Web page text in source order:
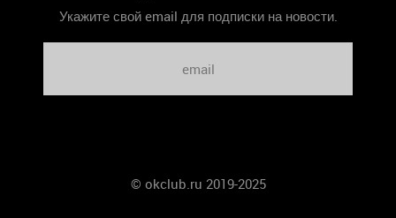
Укажите свой email для подписки на новости.
© okclub.ru 2019-2025